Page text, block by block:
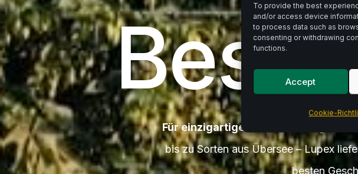
To provide the best
and/or access device
to process data such as
consenting or withdrawing
functions.
Accept
Cookie-
Für einzigartiges Bier.
bis zu Sorten aus Übersee – Lupex
besten